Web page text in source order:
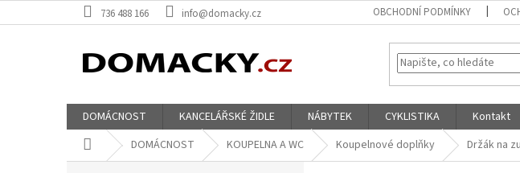
na
736 488 166 info@domacky.cz OBCHODNÍ PODMÍNKY
DOMÁCNOST KANCELÁŘSKÉ ŽIDLE NÁBYTEK CYKLISTIKA
Kontakt
Domů DOMÁCNOST KOUPELNA A WC Koupelnové doplňky Držák na